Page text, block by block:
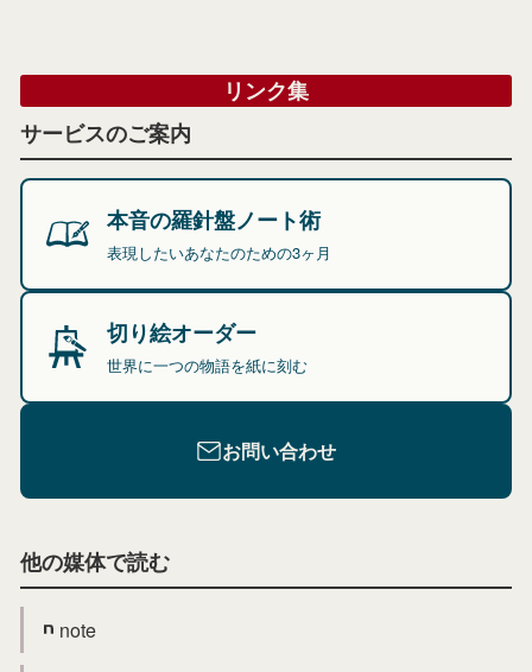
リンク集
サービスのご案内
本音の羅針盤ノート術
表現したいあなたのための3ヶ月
切り絵オーダー
世界に一つの物語を紙に刻む
お問い合わせ
他の媒体で読む
note